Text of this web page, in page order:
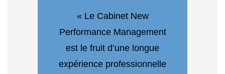
« Le Cabinet New
Performance Management
est le fruit d’une longue
expérience professionnelle